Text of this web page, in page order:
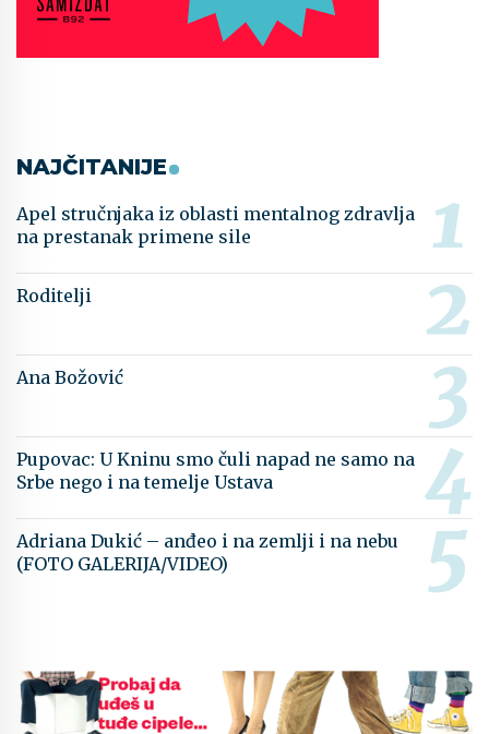
NAJČITANIJE
Apel stručnjaka iz oblasti mentalnog zdravlja
na prestanak primene sile
Roditelji
Ana Božović
Pupovac: U Kninu smo čuli napad ne samo na
Srbe nego i na temelje Ustava
Adriana Dukić – anđeo i na zemlji i na nebu
(FOTO GALERIJA/VIDEO)